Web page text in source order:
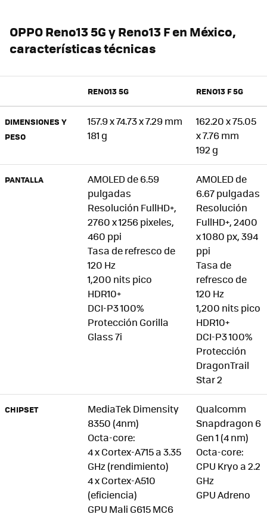
OPPO Reno13 5G y Reno13 F en México,
características técnicas
RENO13 5G RENO13 F 5G
DIMENSIONES Y
PESO
157.9 x 74.73 x 7.29 mm
181 g
162.20 x 75.05
x 7.76 mm
192 g
PANTALLA
AMOLED de 6.59
pulgadas
Resolución FullHD+,
2760 x 1256 pixeles,
460 ppi
Tasa de refresco de
120 Hz
1,200 nits pico
HDR10+
DCI-P3 100%
Protección Gorilla
Glass 7i
AMOLED de
6.67 pulgadas
Resolución
FullHD+, 2400
x 1080 px, 394
ppi
Tasa de
refresco de
120 Hz
1,200 nits pico
HDR10+
DCI-P3 100%
Protección
DragonTrail
Star 2
CHIPSET
MediaTek Dimensity
8350 (4nm)
Octa-core:
4 x Cortex-A715 a 3.35
GHz (rendimiento)
4 x Cortex-A510
(eficiencia)
GPU Mali G615 MC6
Qualcomm
Snapdragon 6
Gen 1 (4 nm)
Octa-core:
CPU Kryo a 2.2
GHz
GPU Adreno